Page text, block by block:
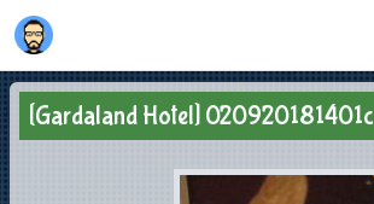
[Gardaland Hotel] 020920181401c